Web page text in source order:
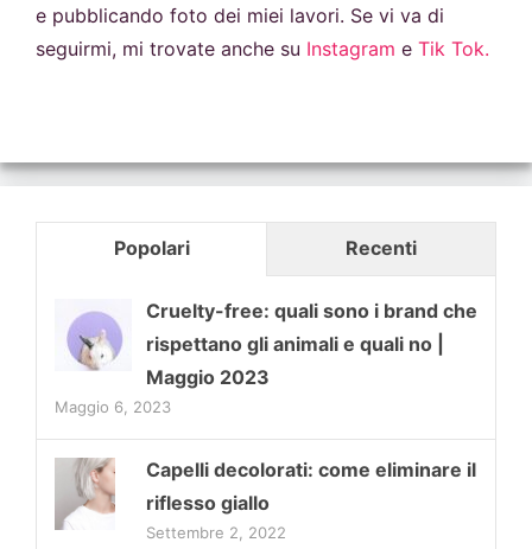
e pubblicando foto dei miei lavori. Se vi va di
seguirmi, mi trovate anche su Instagram e Tik Tok.
Popolari Recenti
Cruelty-free: quali sono i brand che
rispettano gli animali e quali no |
Maggio 2023
Maggio 6, 2023
Capelli decolorati: come eliminare il
riflesso giallo
Settembre 2, 2022